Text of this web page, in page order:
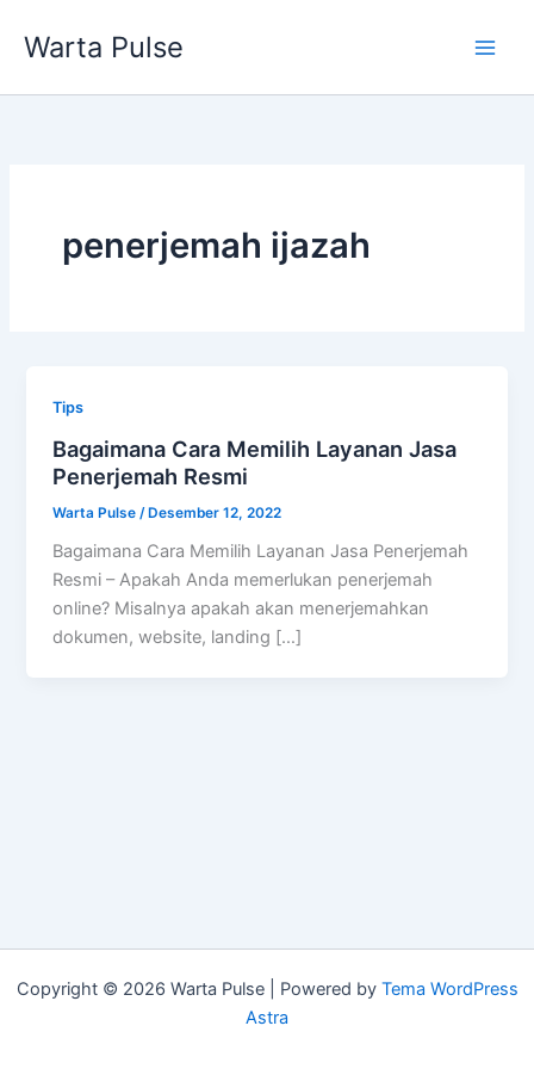
Warta Pulse
penerjemah ijazah
Tips
Bagaimana Cara Memilih Layanan Jasa
Penerjemah Resmi
Warta Pulse /Desember 12, 2022
Bagaimana Cara Memilih Layanan Jasa Penerjemah
Resmi – Apakah Anda memerlukan penerjemah
online? Misalnya apakah akan menerjemahkan
dokumen, website, landing […]
Copyright © 2026 Warta Pulse | Powered by Tema WordPress
Astra